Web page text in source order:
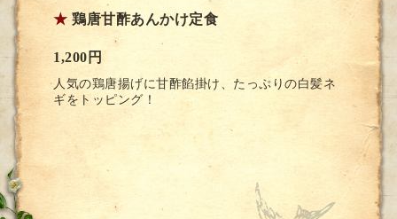
★ 鶏唐甘酢あんかけ定食
1,200円
人気の鶏唐揚げに甘酢餡掛け、たっぷりの白髪ネ
ギをトッピング！